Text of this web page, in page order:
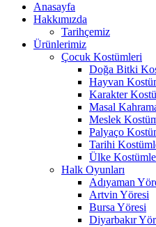
Anasayfa
Hakkımızda
Tarihçemiz
Ürünlerimiz
Çocuk Kostümleri
Doğa Bitki
Hayvan
Karakter
Masal
Meslek
Palyaço
Tarihi
Ülke
Halk Oyunları
Adıyaman
Artvin Yöresi
Bursa Yöresi
Diyarbakır